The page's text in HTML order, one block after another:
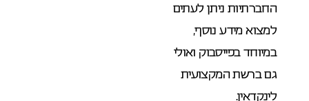
החברתיות ניתן לעתים
למצוא מידע נוסף,
במיוחד בפייסבוק ואולי
גם ברשת המקצועית
לינקדאין.